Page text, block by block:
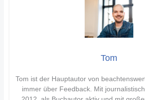
Tom
Tom ist der Hauptautor von
immer über Feedback. Mit